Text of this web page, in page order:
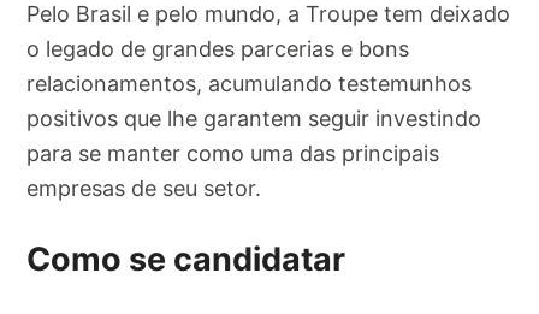
Pelo Brasil e pelo mundo, a Troupe tem deixado
o legado de grandes parcerias e bons
relacionamentos, acumulando testemunhos
positivos que lhe garantem seguir investindo
para se manter como uma das principais
empresas de seu setor.
Como se candidatar